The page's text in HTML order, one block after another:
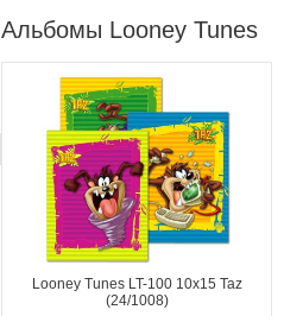
Альбомы Looney Tunes
Looney Tunes LT-100 10x15 Taz
(24/1008)